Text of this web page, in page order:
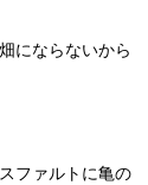
にならないから
ファルトに亀の